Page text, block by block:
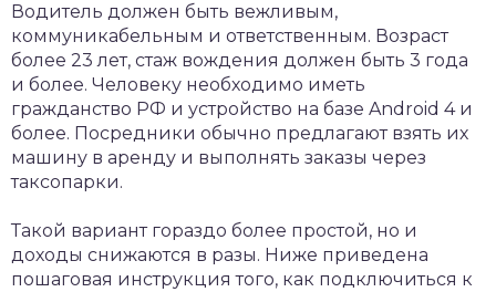
Водитель должен быть вежливым,
коммуникабельным и ответственным. Возраст
более 23 лет, стаж вождения должен быть 3 года
и более. Человеку необходимо иметь
гражданство РФ и устройство на базе Android 4 и
более. Посредники обычно предлагают взять их
машину в аренду и выполнять заказы через
таксопарки.
Такой вариант гораздо более простой, но и
доходы снижаются в разы. Ниже приведена
пошаговая инструкция того, как подключиться к